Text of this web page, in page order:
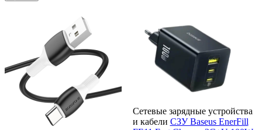
Сетевые зарядные устройства
и кабели СЗУ Baseus EnerFill